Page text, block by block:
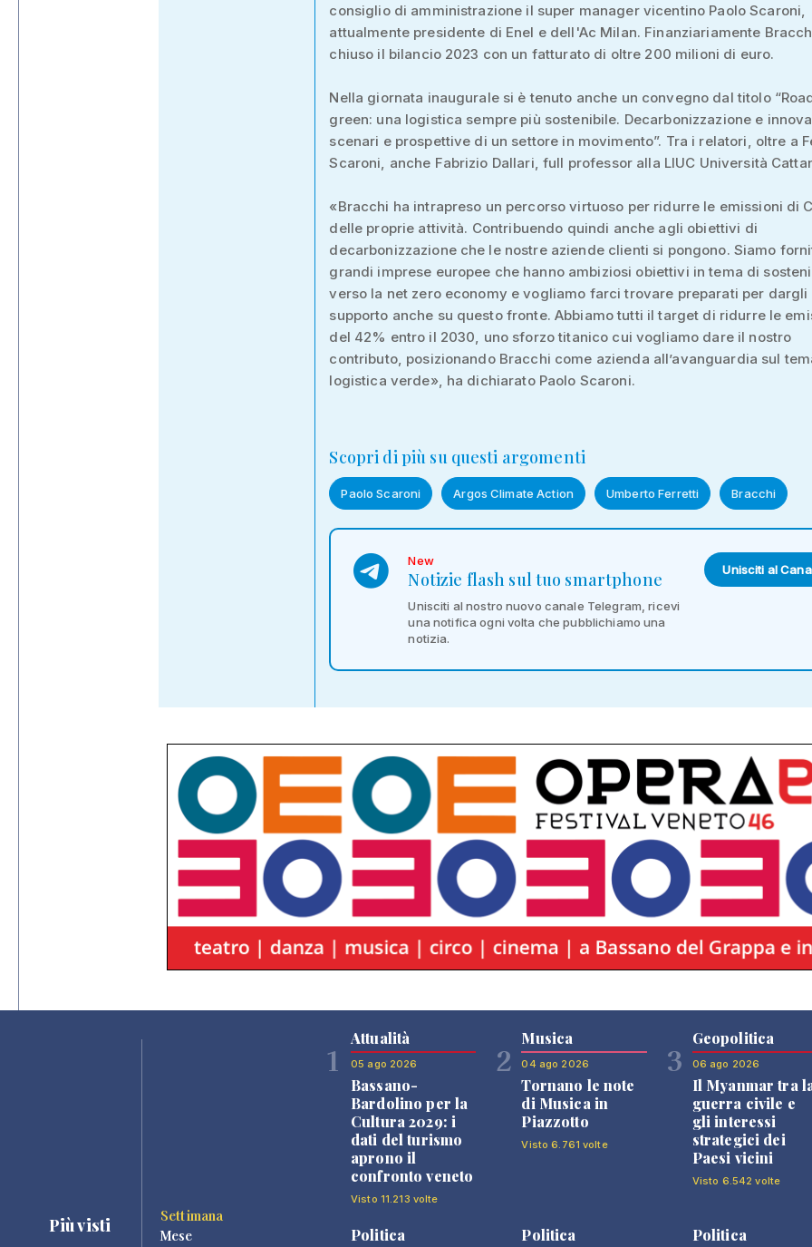
consiglio di amministrazione il super manager vicentino Paolo Scaroni,
attualmente presidente di Enel e dell'Ac Milan. Finanziariamente
chiuso il bilancio 2023 con un fatturato di oltre 200 milioni di euro.
Nella giornata inaugurale si è tenuto anche un convegno dal titolo
green: una logistica sempre più sostenibile. Decarbonizzazione e
scenari e prospettive di un settore in movimento”. Tra i relatori, oltre a
Scaroni, anche Fabrizio Dallari, full professor alla LIUC Università
«Bracchi ha intrapreso un percorso virtuoso per ridurre le emissioni di
delle proprie attività. Contribuendo quindi anche agli obiettivi di
decarbonizzazione che le nostre aziende clienti si pongono. Siamo
grandi imprese europee che hanno ambiziosi obiettivi in tema di
verso la net zero economy e vogliamo farci trovare preparati per dargli
supporto anche su questo fronte. Abbiamo tutti il target di ridurre le
del 42% entro il 2030, uno sforzo titanico cui vogliamo dare il nostro
contributo, posizionando Bracchi come azienda all’avanguardia sul
logistica verde», ha dichiarato Paolo Scaroni.
Scopri di più su questi argomenti
Paolo Scaroni Argos Climate Action Umberto Ferretti Bracchi
New
Notizie flash sul tuo smartphone
Unisciti al nostro nuovo canale Telegram, ricevi
una notifica ogni volta che pubblichiamo una
notizia.
Unisciti al
Più visti
Settimana
Mese
1
Attualità
05 ago 2026
Bassano-
Bardolino per la
Cultura 2029: i
dati del turismo
aprono il
confronto veneto
Visto 11.213 volte
2
Musica
04 ago 2026
Tornano le note
di Musica in
Piazzotto
Visto 6.761 volte
3
Geopolitica
06 ago 2026
Il Myanmar tra
guerra civile e
gli interessi
strategici dei
Paesi vicini
Visto 6.542 volte
Politica Politica Politica